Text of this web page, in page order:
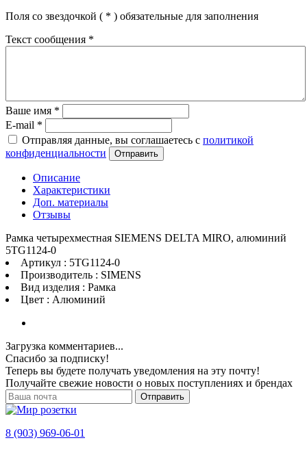
Поля со звездочкой ( * ) обязательные для заполнения
Текст сообщения *
Ваше имя *
E-mail *
Отправляя данные, вы соглашаетесь с политикой
конфиденциальности
Отправить
Описание
Характеристики
Доп. материалы
Отзывы
Рамка четырехместная SIEMENS DELTA MIRO, алюминий
5TG1124-0
Артикул : 5TG1124-0
Производитель : SIMENS
Вид изделия : Рамка
Цвет : Алюминий
Загрузка комментариев...
Спасибо за подписку!
Теперь вы будете получать уведомления на эту почту!
Получайте свежие новости о новых поступлениях и брендах
Отправить
8 (903) 969-06-01